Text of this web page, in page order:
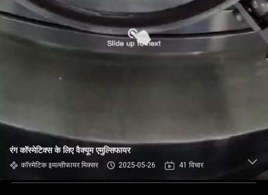
रंग कॉस्मेटिक्स के लिए वैक्यूम एमुल्सिफायर
कॉस्मेटिक इमल्सीफायर मिक्सर 2025-05-26 41 विचार